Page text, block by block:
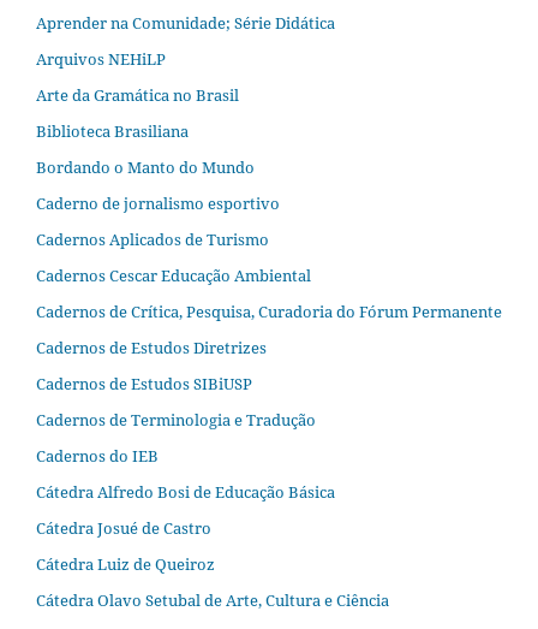
Aprender na Comunidade; Série Didática
Arquivos NEHiLP
Arte da Gramática no Brasil
Biblioteca Brasiliana
Bordando o Manto do Mundo
Caderno de jornalismo esportivo
Cadernos Aplicados de Turismo
Cadernos Cescar Educação Ambiental
Cadernos de Crítica, Pesquisa, Curadoria do Fórum Permanente
Cadernos de Estudos Diretrizes
Cadernos de Estudos SIBiUSP
Cadernos de Terminologia e Tradução
Cadernos do IEB
Cátedra Alfredo Bosi de Educação Básica
Cátedra Josué de Castro
Cátedra Luiz de Queiroz
Cátedra Olavo Setubal de Arte, Cultura e Ciência